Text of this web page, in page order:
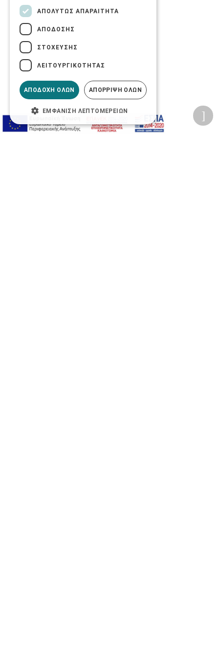
ΑΠΟΛΎΤΩΣ ΑΠΑΡΑΊΤΗΤΑ
ΑΠΌΔΟΣΗΣ
ΣΤΌΧΕΥΣΗΣ
ΛΕΙΤΟΥΡΓΙΚΌΤΗΤΑΣ
ΑΠΟΔΟΧΉ ΌΛΩΝ ΑΠΌΡΡΙΨΗ ΌΛΩΝ
ΕΜΦΆΝΙΣΗ ΛΕΠΤΟΜΕΡΕΙΏΝ